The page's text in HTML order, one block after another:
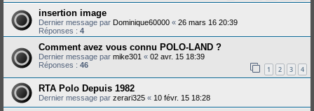
insertion image
Dernier message par Dominique60000 « 26 mars 16 20:39
Réponses : 4
Comment avez vous connu POLO-LAND ?
Dernier message par mike301 « 02 avr. 15 18:39
Réponses : 46 1 2 3 4
RTA Polo Depuis 1982
Dernier message par zerari325 « 10 févr. 15 18:28